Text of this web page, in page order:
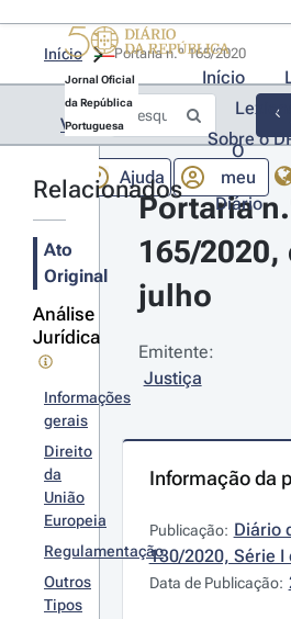
Jornal Oficial
da República
Portuguesa
Início
Sobre o
Ajuda
O
meu
Diário
Início
Voltar
Relacionados
Ato
Original
Análise
Jurídica
Informações
gerais
Direito
da
União
Europeia
Regulamentação
Outros
Tipos
Portaria
165/2020,
julho
Emitente:
Justiça
Informação da
Publicação: Diário
130/2020, Série I
Data de Publicação: